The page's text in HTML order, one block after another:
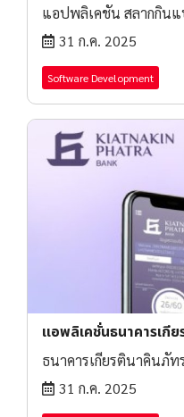
แอปพลิเคชัน สลากกินแ
31 ก.ค. 2025
Software Development
แอพลิเคชั่นธนาคารเกี
ธนาคารเกียรตินาคินภัท
31 ก.ค. 2025